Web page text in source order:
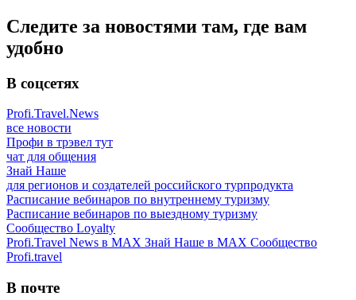
Следите за новостями там, где вам
удобно
В соцсетях
Profi.Travel.News
все новости
Профи в трэвел тут
чат для общения
Знай Наше
для регионов и создателей российского турпродукта
Расписание вебинаров по внутреннему туризму
Расписание вебинаров по выездному туризму
Сообщество Loyalty
Profi.Travel News в MAX Знай Наше в MAX Сообщество
Profi.travel
В почте